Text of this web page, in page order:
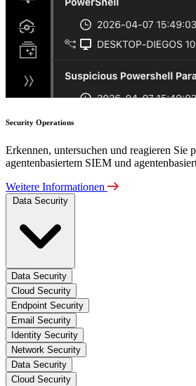
Security Operations
Erkennen, untersuchen und reagieren
agentenbasiertem SIEM und
Weitere Informationen
Data Security
Data Security
Cloud Security
Endpoint Security
Email Security
Identity Security
Network Security
Data Security
Cloud Security